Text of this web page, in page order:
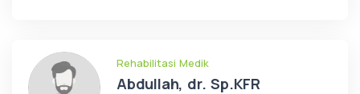
Rehabilitasi Medik
Abdullah, dr. Sp.KFR